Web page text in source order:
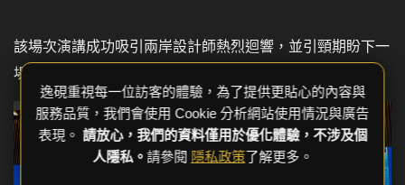
該場次演講成功吸引兩岸設計師熱烈迴響，並引頸期盼下一
場次的分享會活動。
逸硯重視每一位訪客的體驗，為了提供更貼心的內容與
服務品質，我們會使用 Cookie 分析網站使用情況與廣告
表現。 請放心，我們的資料僅用於優化體驗，不涉及個
人隱私。請參閱 隱私政策了解更多。